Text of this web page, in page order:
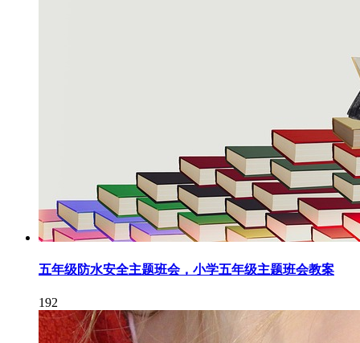
五年级防水安全主题班会，小学五年级主题班会教案
192